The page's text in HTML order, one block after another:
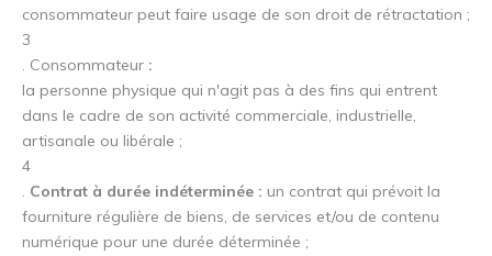
consommateur peut faire usage de son droit de rétractation ;
3
. Consommateur :
la personne physique qui n'agit pas à des fins qui entrent
dans le cadre de son activité commerciale, industrielle,
artisanale ou libérale ;
4
. Contrat à durée indéterminée : un contrat qui prévoit la
fourniture régulière de biens, de services et/ou de contenu
numérique pour une durée déterminée ;